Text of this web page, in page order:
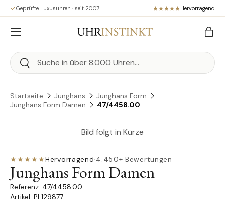
Direkt zum Inhalt
Geprüfte Luxusuhren · seit 2007 Hervorragend
Suchen
Suchen
Menü
Startseite Junghans
Junghans Form
Junghans Form Damen
47/4458.00
Bild folgt in Kürze
★★★★★Hervorragend·4.450+ Bewertungen
Junghans Form Damen
47/4458.00
Artikel: PL129877